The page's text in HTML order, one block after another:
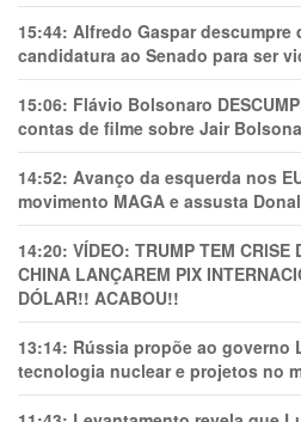
15:44: Alfredo Gaspar
candidatura ao Senado para ser
15:06: Flávio Bolsonaro
contas de filme sobre Jair
14:52: Avanço da esquerda nos
movimento MAGA e assusta
14:20: VÍDEO: TRUMP TEM CRlSE
CHINA LANÇAREM PIX
DÓLAR!! ACABOU!!
13:14: Rússia propõe ao governo
tecnologia nuclear e projetos no